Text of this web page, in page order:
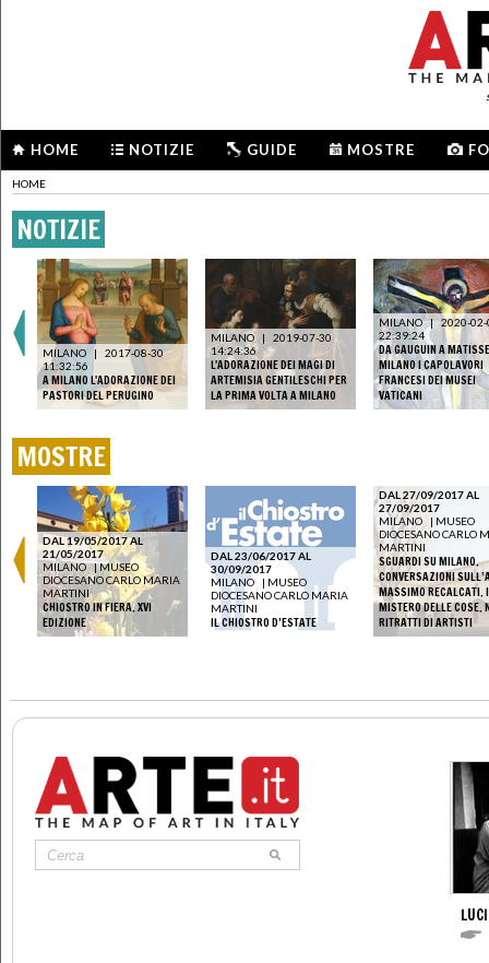
HOME NOTIZIE GUIDE MOSTRE
HOME
NOTIZIE
MILANO |
2017-08-30
11:32:56
A MILANO L'ADORAZIONE DEI
PASTORI DEL PERUGINO
MILANO |
2019-07-30
14:24:36
L'ADORAZIONE DEI MAGI DI
ARTEMISIA GENTILESCHI PER
LA PRIMA VOLTA A MILANO
MILANO | 2020-02-
22:39:24
DA GAUGUIN A
MILANO I CAPOLAVORI
FRANCESI DEI MUSEI
VATICANI
MOSTRE
DAL 19/05/2017 AL
21/05/2017
MILANO |MUSEO
DIOCESANO CARLO MARIA
MARTINI
CHIOSTRO IN FIERA. XVI
EDIZIONE
DAL 23/06/2017 AL
30/09/2017
MILANO
| MUSEO
DIOCESANO CARLO MARIA
MARTINI
IL CHIOSTRO D’ESTATE
DAL 27/09/2017 AL
27/09/2017
MILANO
| MUSEO
DIOCESANO CARLO
MARTINI
SGUARDI SU MILANO.
CONVERSAZIONI
MASSIMO RECALCATI.
MISTERO DELLE COSE.
RITRATTI DI ARTISTI